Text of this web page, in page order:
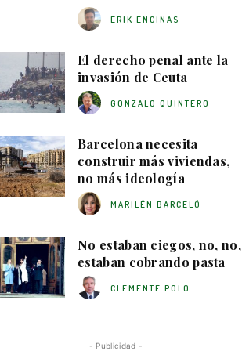
ERIK ENCINAS
El derecho penal ante la
invasión de Ceuta
GONZALO QUINTERO
Barcelona necesita
construir más viviendas,
no más ideología
MARILÉN BARCELÓ
No estaban ciegos, no, no,
estaban cobrando pasta
CLEMENTE POLO
- Publicidad -